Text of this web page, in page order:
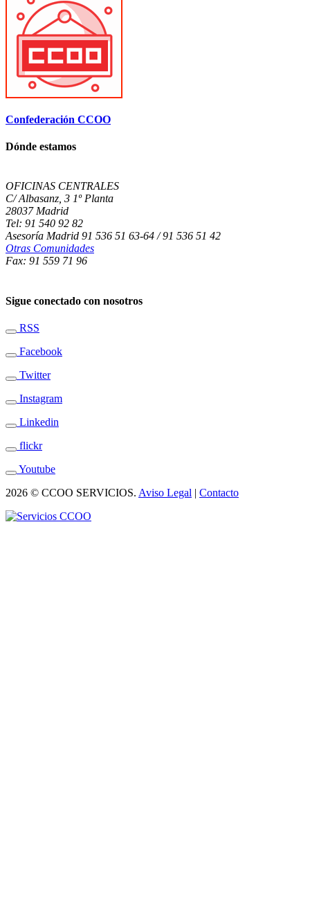
Confederación CCOO
Dónde estamos
OFICINAS CENTRALES
C/ Albasanz, 3 1º Planta
28037 Madrid
Tel: 91 540 92 82
Asesoría Madrid 91 536 51 63-64 / 91 536 51 42
Otras Comunidades
Fax: 91 559 71 96
Sigue conectado con nosotros
RSS
Facebook
Twitter
Instagram
Linkedin
flickr
Youtube
2026 © CCOO SERVICIOS. Aviso Legal | Contacto